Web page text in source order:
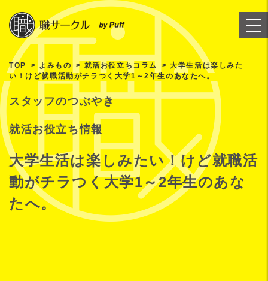
TOP よみもの 就活お役立ちコラム
大学生活は楽しみた
い！けど就職活動がチラつく大学1～2年生のあなたへ。
スタッフのつぶやき
就活お役立ち情報
大学生活は楽しみたい！けど就職活
動がチラつく大学1～2年生のあな
たへ。